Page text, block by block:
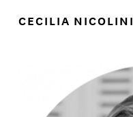
CECILIA NICOLINI